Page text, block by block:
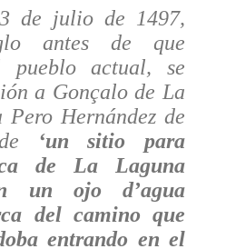
de julio de 1497,
antes de que
pueblo actual, se
a Gonçalo de La
Hernández de
‘un sitio para
de La Laguna
un ojo d’agua
del camino que
entrando en el